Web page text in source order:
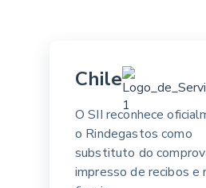
Chile
O SII reconhece
o Rindegastos como
substituto do
impresso de recibos e